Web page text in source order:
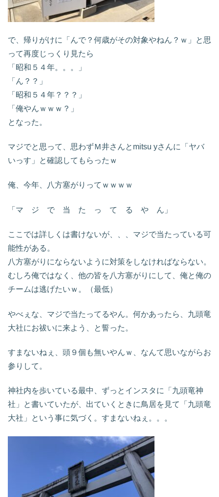
で、帰りがけに「んで？何歳がその対象やねん？ｗ」と思
って再度じっくり見たら
「昭和５４年。。。」
「ん？？」
「昭和５４年？？？」
「俺やんｗｗｗ？」
となった。
マジでと思って、思わずＭ井さんとmitsu yさんに「ヤバ
いっす」と確認してもらったｗ
俺、今年、八方塞がりってｗｗｗｗ
「マ ジ で 当 た っ て る や ん」
ここでは詳しくは書けないが、、、マジで当たっている可
能性がある。
八方塞がりにならないように対策をしなければならない。
むしろ俺ではなく、他の皆を八方塞がりにして、俺と俺の
チームは逃げたいｗ。（最低）
やべぇな、マジで当たってるやん。何かあったら、九頭竜
大社にお祓いに来よう、と誓った。
すまないねぇ、頭９個も無いやんｗ、なんて思いながらお
参りして。
神社内を歩いている最中、ずっとインスタに「九頭竜神
社」と書いていたが、出ていくときに鳥居を見て「九頭竜
大社」という事に気づく。すまないねぇ。。。